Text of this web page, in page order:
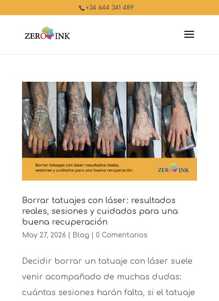
+34 644 341 489
Borrar tatuajes con láser: resultados
reales, sesiones y cuidados para una
buena recuperación
May 27, 2026 Blog 0 Comentarios
Decidir borrar un tatuaje con láser suele
venir acompañado de muchas dudas:
cuántas sesiones harán falta, si el tatuaje